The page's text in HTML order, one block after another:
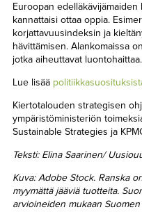
Euroopan
kannattaisi ottaa oppia.
korjattavuusindeksin ja
hävittämisen. Alankomaissa
jotka aiheuttavat luontohaittaa.
Lue lisää
Kiertotalouden strategisen
ympäristöministeriön
Sustainable Strategies ja
Teksti: Elina Saarinen/
Kuva: Adobe Stock. Ranska
myymättä jääviä tuotteita.
arvioineiden mukaan